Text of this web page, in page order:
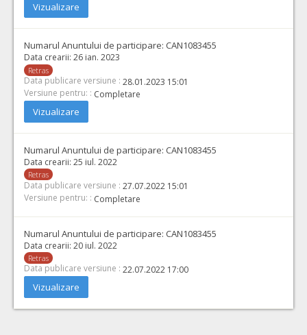
Vizualizare
Numarul Anuntului de participare: CAN1083455
Data crearii: 26 ian. 2023
Retras
Data publicare versiune : 28.01.2023 15:01
Versiune pentru: : Completare
Vizualizare
Numarul Anuntului de participare: CAN1083455
Data crearii: 25 iul. 2022
Retras
Data publicare versiune : 27.07.2022 15:01
Versiune pentru: : Completare
Numarul Anuntului de participare: CAN1083455
Data crearii: 20 iul. 2022
Retras
Data publicare versiune : 22.07.2022 17:00
Vizualizare